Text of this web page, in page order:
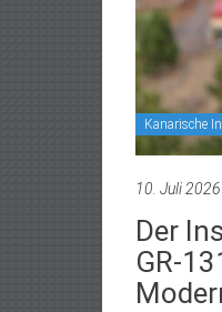
Kanarische
10. Juli 2026
Der
GR-